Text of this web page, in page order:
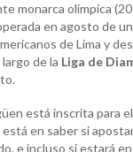
monarca olímpica
en agosto de
de Lima y
de la Liga de
está inscrita para
está en saber si
e incluso si estará